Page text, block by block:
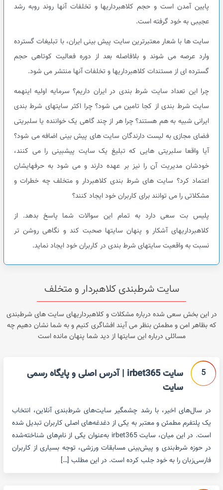
پایین آمدن است و حجم کلاهبرداریها و تخلفات آنها روند روبه رشد
عجیبی به خود گرفته است.
سایت ها با شعار معتبرترین سایت پیش بینی ایران، با تبلیغات گسترده
وارد عرصه می شوند و بلافاصله بعد از دوره فعالیت کوتاهی حجم
گسترده ای از مستندات کلاهبرداریها و تخلفات آنها منتشر می شود.
چرا این تعداد سایت شرط بندی در ایران داریم؟ سرمایه اولیه اینهمه
سایت شرط بندی از کجا تامین می شود؟ چرا اکثر سایتهای شرط بندی
ایرانی شبیه به هم هستند؟ چرا هر از چند گاهی یک خواننده یا سلبریتی
فضای مجازی به لیست دارندگان سایت های پیش بینی اضافه می شود؟
آیا واقعا سلبریتی هایی که تبلیغ یک سایت پیشبینی را می کنند،
خودشان مدیریت آن را نیز بر عهده دارند و می شود به حرفهایشان
اعتماد کرد؟ سایت های شرط بندی کلاهبردار و متخلف چه خطرات و
مشکلاتی را می توانند برای کاربران خود ایجاد کنند؟
پلیس بت سعی دارد به تمام این سوالات شما پاسخ بدهد. از
کلاهبرداریهای آشکار و پنهان سایتها صحبت کند و نگاهی روشن تر
نسبت به واقعیت سایتهای شرط بندی در کاربران خود ایجاد نماید.
سایت شرطبندی کلاهبردار و متخلف
در این بخش سعی شده درباره مشکلات و کلاهبرداریهای سایت های شرطبندی
که بظاهر امن و مطمئن بنظر می آیند افشاگری کنیم و به شما نشان دهیم چه
مسائلی درباره این سایتها از دید شما پنهان مانده است
5
سایت irbet365 | آدرس اصلی و پایگاه رسمی
سایت
در سال‌های اخیر، با رشد چشمگیر سایت‌های شرط‌بندی آنلاین، انتخاب
یک پلتفرم مطمئن و معتبر به یکی از دغدغه‌های اصلی کاربران تبدیل شده
است. در این میان، سایت irbet365 به‌عنوان یکی از نام‌های شناخته‌شده
در حوزه شرط‌بندی و پیش‌بینی مسابقات ورزشی، توجه بسیاری از کاربران
فارسی‌زبان را به خود جلب کرده است. در این مطلب […]